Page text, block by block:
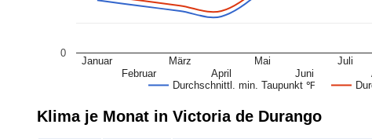
Durchschnittl. min. Taupunkt ℉
Januar
Februar
März
April
Mai
Juni
Juli
0
Klima je Monat in Victoria de Durango